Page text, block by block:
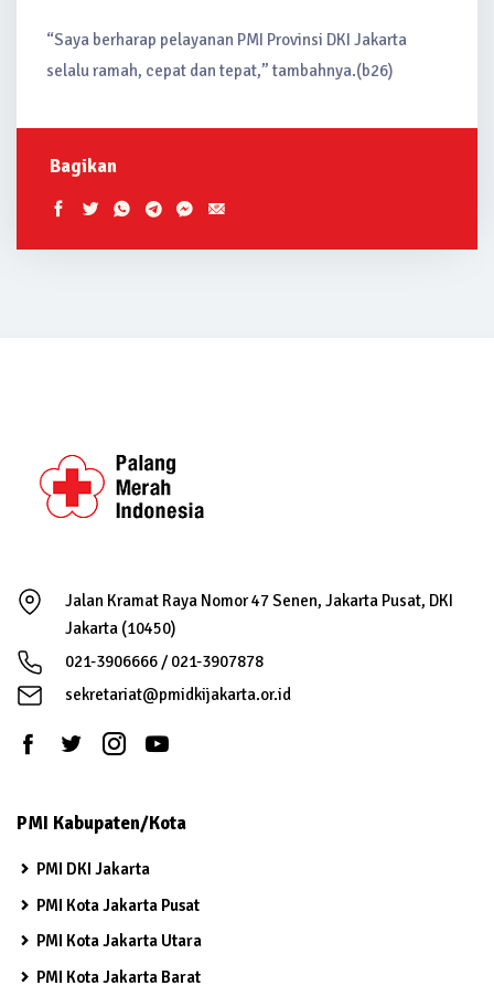
“Saya berharap pelayanan PMI Provinsi DKI Jakarta
selalu ramah, cepat dan tepat,” tambahnya.(b26)
Bagikan
Jalan Kramat Raya Nomor 47 Senen, Jakarta Pusat, DKI
Jakarta (10450)
021-3906666 / 021-3907878
sekretariat@pmidkijakarta.or.id
PMI Kabupaten/Kota
PMI DKI Jakarta
PMI Kota Jakarta Pusat
PMI Kota Jakarta Utara
PMI Kota Jakarta Barat